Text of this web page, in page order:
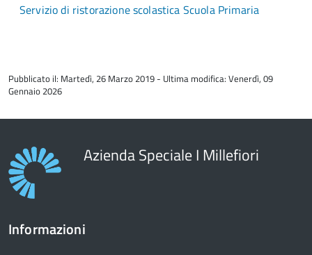
Servizio di ristorazione scolastica Scuola Primaria
del
contenuto
Pubblicato il: Martedì, 26 Marzo 2019 - Ultima modifica: Venerdì, 09
Gennaio 2026
Azienda Speciale I Millefiori
Informazioni